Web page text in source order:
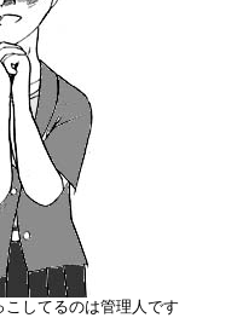
してるのは管理人です